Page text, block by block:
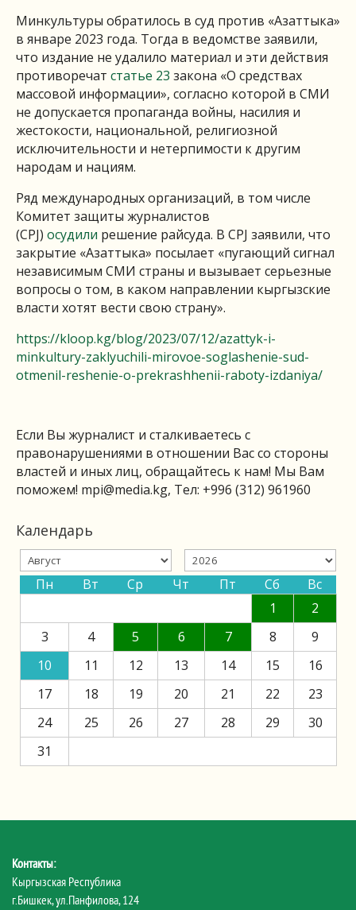
Минкультуры обратилось в суд против «Азаттыка»
в январе 2023 года. Тогда в ведомстве заявили,
что издание не удалило материал и эти действия
противоречат статье 23 закона «О средствах
массовой информации», согласно которой в СМИ
не допускается пропаганда войны, насилия и
жестокости, национальной, религиозной
исключительности и нетерпимости к другим
народам и нациям.
Ряд международных организаций, в том числе
Комитет защиты журналистов
(CPJ) осудили решение райсуда. В CPJ заявили, что
закрытие «Азаттыка» посылает «пугающий сигнал
независимым СМИ страны и вызывает серьезные
вопросы о том, в каком направлении кыргызские
власти хотят вести свою страну».
https://kloop.kg/blog/2023/07/12/azattyk-i-
minkultury-zaklyuchili-mirovoe-soglashenie-sud-
otmenil-reshenie-o-prekrashhenii-raboty-izdaniya/
Если Вы журналист и сталкиваетесь с
правонарушениями в отношении Вас со стороны
властей и иных лиц, обращайтесь к нам! Мы Вам
поможем! mpi@media.kg, Тел: +996 (312) 961960
Календарь
Пн Вт Ср Чт Пт Сб
Вс
1
2
3
4 5 6 7 8
9
10
11 12 13 14 15
16
17
18 19 20 21 22
23
24
25 26 27 28 29
30
31
Контакты:
Кыргызская Республика
г.Бишкек, ул.Панфилова, 124